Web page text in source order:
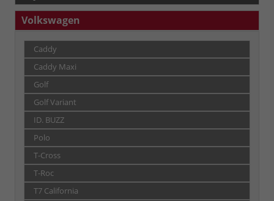
Volkswagen
Caddy
Caddy Maxi
Golf
Golf Variant
ID. BUZZ
Polo
T-Cross
T-Roc
T7 California